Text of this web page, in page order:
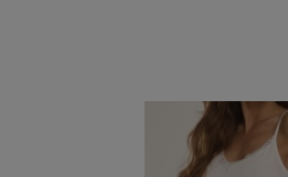
do koszyka